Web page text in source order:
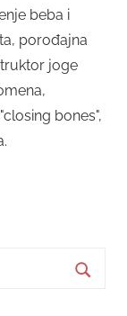
beba i
porođajna
joge
bones",